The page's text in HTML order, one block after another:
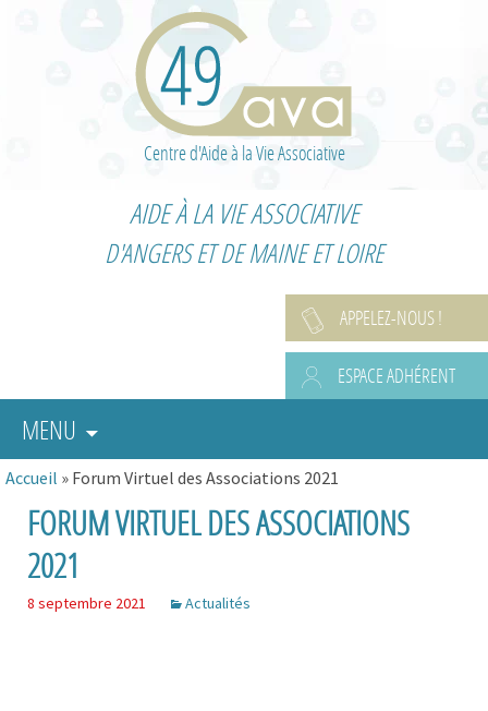
Centre d'Aide à la Vie Associative
AIDE À LA VIE ASSOCIATIVE
D'ANGERS ET DE MAINE ET LOIRE
APPELEZ-NOUS !
ESPACE ADHÉRENT
MENU
Accueil » Forum Virtuel des Associations 2021
FORUM VIRTUEL DES ASSOCIATIONS
2021
8 septembre 2021 Actualités